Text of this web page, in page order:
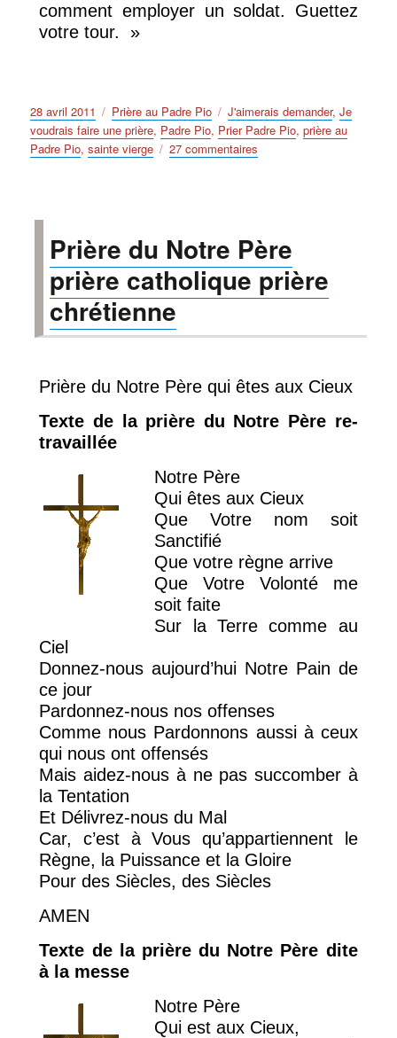
comment employer un soldat. Guettez
votre tour. »
Publié
le
28 avril 2011 Catégories
Prière au Padre Pio Étiquettes
J'aimerais demander,Je
voudrais faire une prière, Padre Pio, Prier Padre Pio,prière au
Padre Pio,sainte vierge 27 commentaires
dire
une
prière
prier
Pio
Prière du Notre Père
prière catholique prière
chrétienne
Prière du Notre Père qui êtes aux Cieux
Texte de la prière du Notre Père re-
travaillée
Notre Père
Qui êtes aux Cieux
Que Votre nom soit
Sanctifié
Que votre règne arrive
Que Votre Volonté me
soit faite
Sur la Terre comme au
Ciel
Donnez-nous aujourd’hui Notre Pain de
ce jour
Pardonnez-nous nos offenses
Comme nous Pardonnons aussi à ceux
qui nous ont offensés
Mais aidez-nous à ne pas succomber à
la Tentation
Et Délivrez-nous du Mal
Car, c’est à Vous qu’appartiennent le
Règne, la Puissance et la Gloire
Pour des Siècles, des Siècles
AMEN
Texte de la prière du Notre Père dite
à la messe
Notre Père
Qui est aux Cieux,